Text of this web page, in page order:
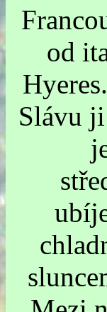
od
Slávu